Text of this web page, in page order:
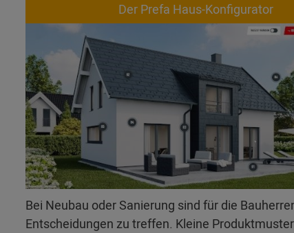
Der Prefa Haus-Konfigurator
Bei Neubau oder Sanierung sind für die
Entscheidungen zu treffen. Kleine